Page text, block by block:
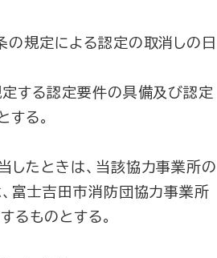
規定による認定の取消しの日
する認定要件の具備及び認定
る。
たときは、当該協力事業所の
富士吉田市消防団協力事業所
るものとする。